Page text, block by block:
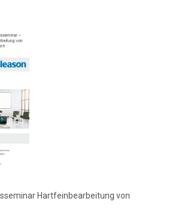
Hartfeinbearbeitung von